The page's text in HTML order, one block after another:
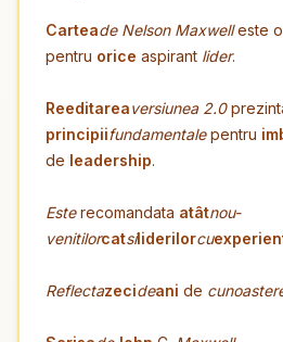
Carteade Nelson Maxwelleste o
pentru orice aspirant lider.
Reeditareaversiunea 2.0
principiifundamentalepentru
de leadership.
Esterecomandata atâtnou-
venitilorcatsiliderilorcu
Reflectazecideani de